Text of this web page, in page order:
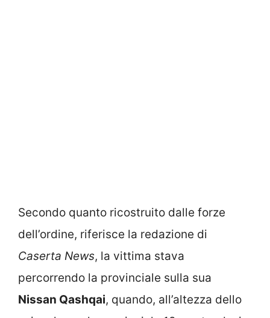
Secondo quanto ricostruito dalle forze
dell’ordine, riferisce la redazione di
Caserta News, la vittima stava
percorrendo la provinciale sulla sua
Nissan Qashqai, quando, all’altezza dello